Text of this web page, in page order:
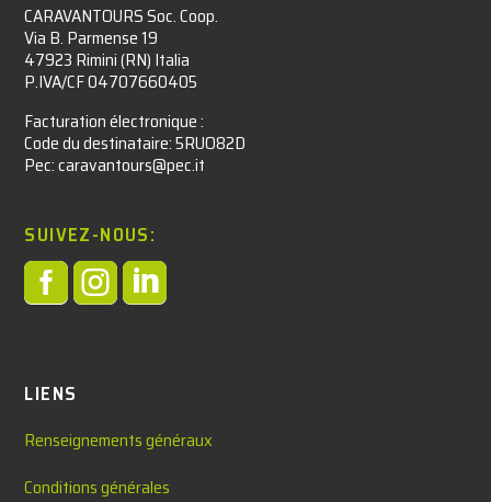
CARAVANTOURS Soc. Coop.
Via B. Parmense 19
47923 Rimini (RN) Italia
P.IVA/CF 04707660405
Facturation électronique :​
Code du destinataire: 5RUO82D
Pec: caravantours@pec.it
SUIVEZ-NOUS:

LIENS
Renseignements généraux
Conditions générales